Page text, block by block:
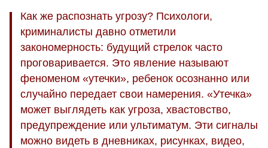
Как же распознать угрозу? Психологи,
криминалисты давно отметили
закономерность: будущий стрелок часто
проговаривается. Это явление называют
феноменом «утечки», ребенок осознанно или
случайно передает свои намерения. «Утечка»
может выглядеть как угроза, хвастовство,
предупреждение или ультиматум. Эти сигналы
можно видеть в дневниках, рисунках, видео,